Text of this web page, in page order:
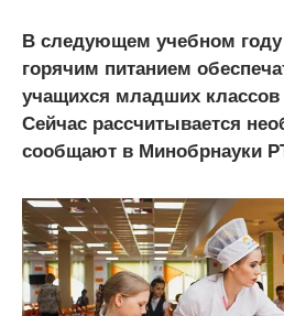
В следующем учебном
горячим питанием
учащихся младших классов
Сейчас рассчитывается
сообщают в Минобрнауки